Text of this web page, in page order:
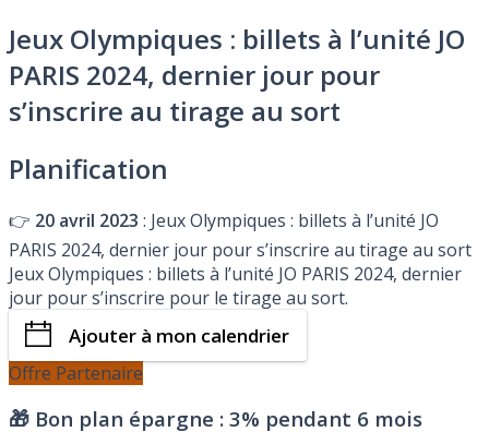
Jeux Olympiques : billets à l’unité JO
PARIS 2024, dernier jour pour
s’inscrire au tirage au sort
Planification
👉 20 avril 2023 : Jeux Olympiques : billets à l’unité JO
PARIS 2024, dernier jour pour s’inscrire au tirage au sort
Jeux Olympiques : billets à l’unité JO PARIS 2024, dernier
jour pour s’inscrire pour le tirage au sort.
Ajouter à mon calendrier
Offre Partenaire
🎁 Bon plan épargne : 3% pendant 6 mois